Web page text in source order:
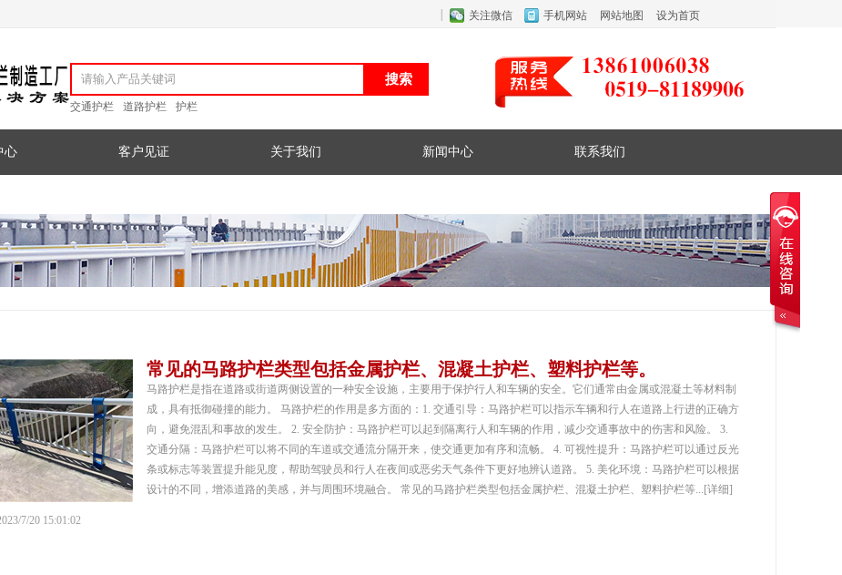
关注微信 手机网站 设为首页
网站地图
交通护栏 道路护栏 护栏
心 客户见证 关于我们 新闻中心 联系我们
常见的马路护栏类型包括金属护栏、混凝土护栏、塑料护栏等。
马路护栏是指在道路或街道两侧设置的一种安全设施，主要用于保护行人和车辆的安全。它们通常由金属或混凝土等材料制
成，具有抵御碰撞的能力。 马路护栏的作用是多方面的：1. 交通引导：马路护栏可以指示车辆和行人在道路上行进的正确方
向，避免混乱和事故的发生。 2. 安全防护：马路护栏可以起到隔离行人和车辆的作用，减少交通事故中的伤害和风险。 3.
交通分隔：马路护栏可以将不同的车道或交通流分隔开来，使交通更加有序和流畅。 4. 可视性提升：马路护栏可以通过反光
条或标志等装置提升能见度，帮助驾驶员和行人在夜间或恶劣天气条件下更好地辨认道路。 5. 美化环境：马路护栏可以根据
设计的不同，增添道路的美感，并与周围环境融合。 常见的马路护栏类型包括金属护栏、混凝土护栏、塑料护栏等... [详细]
7/20 15:01:02